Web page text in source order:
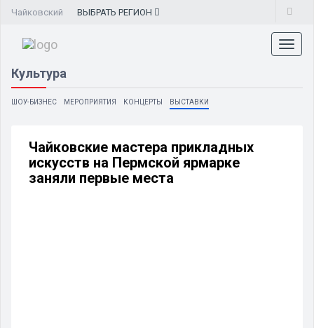
Чайковский ВЫБРАТЬ РЕГИОН
Культура
ШОУ-БИЗНЕС МЕРОПРИЯТИЯ КОНЦЕРТЫ ВЫСТАВКИ
Чайковские мастера прикладных
искусств на Пермской ярмарке
заняли первые места